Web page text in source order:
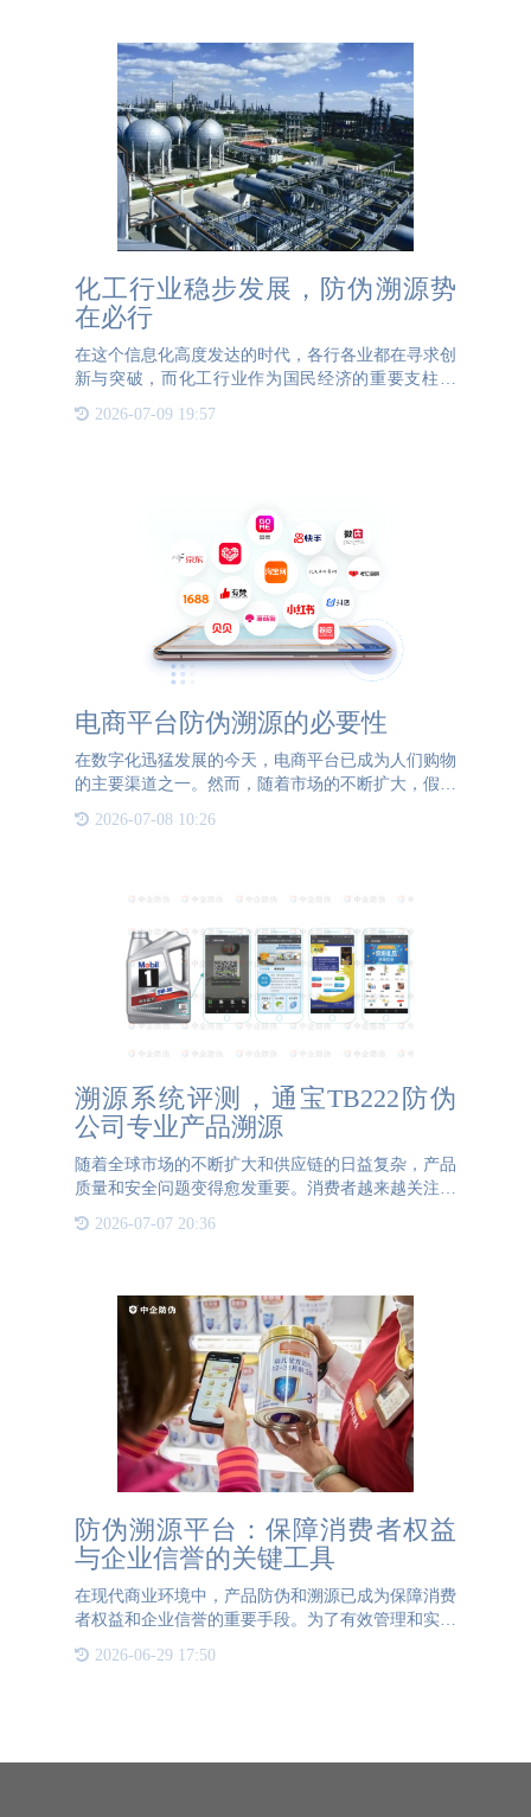
化工行业稳步发展，防伪溯源势
在必行
在这个信息化高度发达的时代，各行各业都在寻求创
新与突破，而化工行业作为国民经济的重要支柱之
一，其发展态势更是备受瞩目。然而，在这片繁荣的
背后，假冒伪劣产品横行，供应链透明度低等问题日
2026-07-09 19:57
电商平台防伪溯源的必要性
在数字化迅猛发展的今天，电商平台已成为人们购物
的主要渠道之一。然而，随着市场的不断扩大，假冒
伪劣商品的问题也日益凸显，对消费者权益、品牌声
誉乃至整个市场秩序都构成了严重威胁。因此，电商
2026-07-08 10:26
溯源系统评测，通宝TB222防伪
公司专业产品溯源
随着全球市场的不断扩大和供应链的日益复杂，产品
质量和安全问题变得愈发重要。消费者越来越关注产
品的真实性和可追溯性，而企业也面临着需要提供可
靠溯源信息的挑战。在这一背景下，通宝TB222防伪
2026-07-07 20:36
防伪溯源平台：保障消费者权益
与企业信誉的关键工具
在现代商业环境中，产品防伪和溯源已成为保障消费
者权益和企业信誉的重要手段。为了有效管理和实施
防伪溯源措施，企业需要建立一个功能强大的防伪溯
源平台。这个平台不仅为消费者提供了便捷的查询渠
2026-06-29 17:50